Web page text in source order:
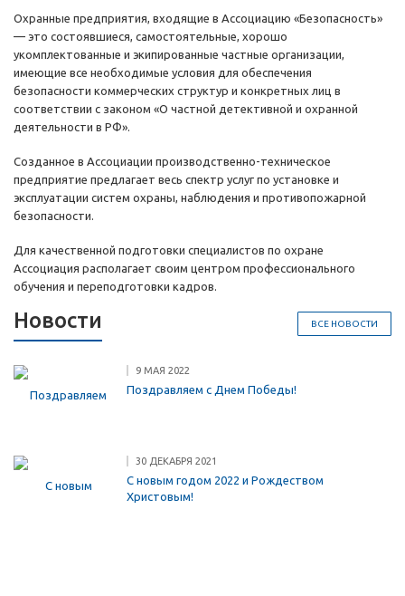
Охранные предприятия, входящие в Ассоциацию «Безопасность»
— это состоявшиеся, самостоятельные, хорошо
укомплектованные и экипированные частные организации,
имеющие все необходимые условия для обеспечения
безопасности коммерческих структур и конкретных лиц в
соответствии с законом «О частной детективной и охранной
деятельности в РФ».
Созданное в Ассоциации производственно-техническое
предприятие предлагает весь спектр услуг по установке и
эксплуатации систем охраны, наблюдения и противопожарной
безопасности.
Для качественной подготовки специалистов по охране
Ассоциация располагает своим центром профессионального
обучения и переподготовки кадров.
ВСЕ НОВОСТИ
Новости
9 МАЯ 2022
Поздравляем с Днем Победы!
30 ДЕКАБРЯ 2021
С новым годом 2022 и Рождеством
Христовым!